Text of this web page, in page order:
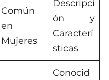
Común
en
Mujeres
Descripci
ón y
Caracterí
sticas
Conocid